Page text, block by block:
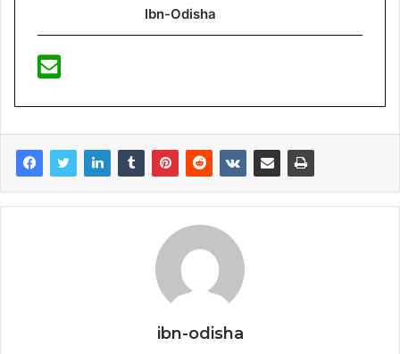
Ibn-Odisha
ibn-odisha